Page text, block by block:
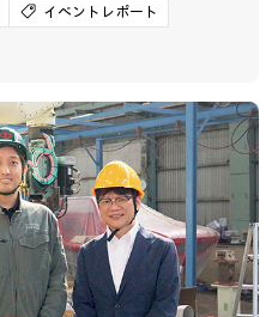
イベントレポート